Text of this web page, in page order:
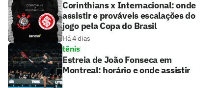
Corinthians x Internacional: onde
assistir e prováveis escalações do
jogo pela Copa do Brasil
Há 4 dias
tênis
Estreia de João Fonseca em
Montreal: horário e onde assistir